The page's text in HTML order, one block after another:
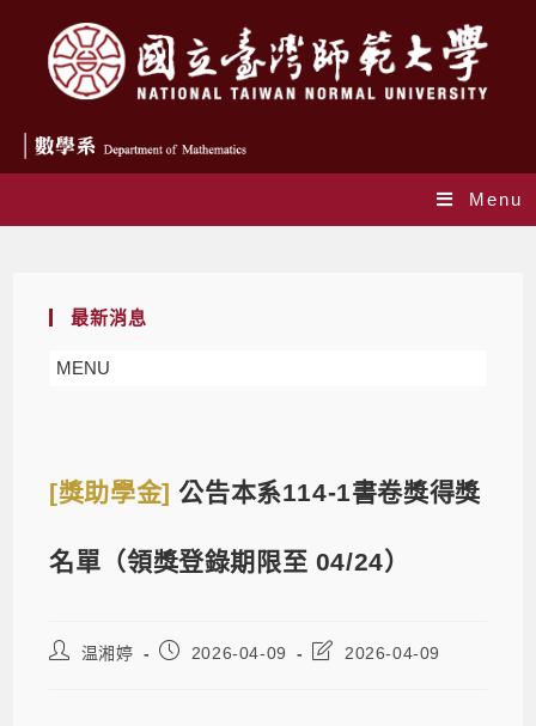
Menu
最新消息
MENU
[獎助學金]公告本系114-1書卷獎得獎
名單（領獎登錄期限至 04/24）
温湘婷 2026-04-09 2026-04-09